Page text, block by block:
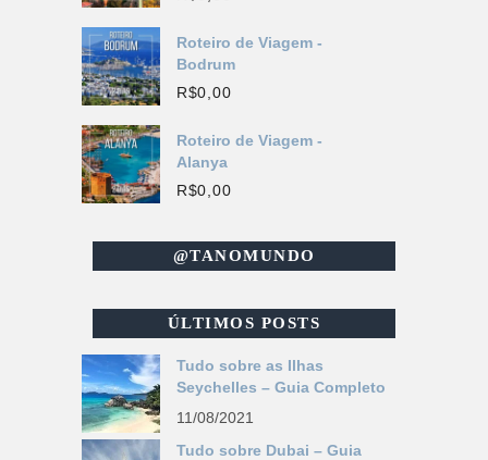
Roteiro de Viagem -
Bodrum
R$0,00
Roteiro de Viagem -
Alanya
R$0,00
@TANOMUNDO
ÚLTIMOS POSTS
Tudo sobre as Ilhas
Seychelles – Guia Completo
11/08/2021
Tudo sobre Dubai – Guia